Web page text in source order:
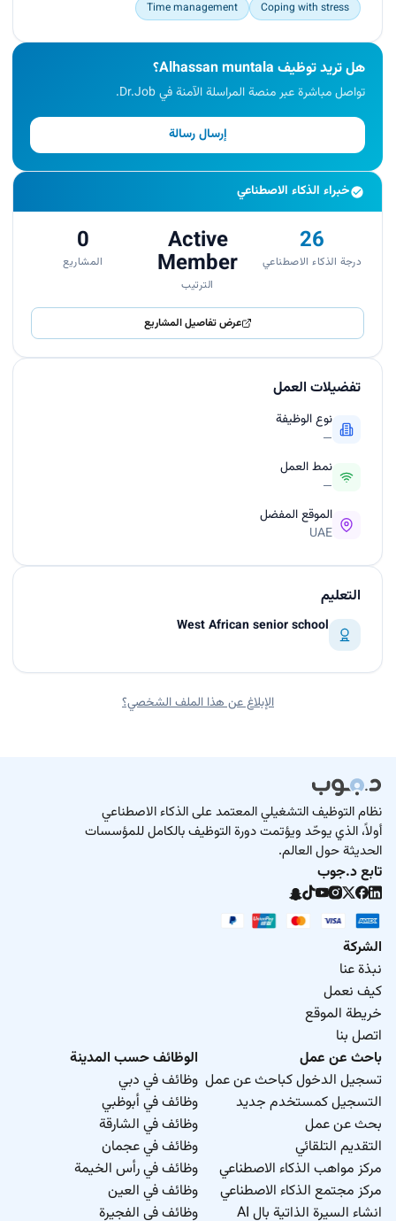
Coping with stress
Time management
هل تريد توظيف Alhassan muntala؟
تواصل مباشرة عبر منصة المراسلة الآمنة في Dr.Job.
إرسال رسالة
خبراء الذكاء الاصطناعي
26
درجة الذكاء الاصطناعي
Active
Member
الترتيب
0
المشاريع
عرض تفاصيل المشاريع
تفضيلات العمل
نوع الوظيفة
—
نمط العمل
—
الموقع المفضل
UAE
التعليم
West African senior school
الإبلاغ عن هذا الملف الشخصي؟
نظام التوظيف التشغيلي المعتمد على الذكاء الاصطناعي
أولاً، الذي يوحّد ويؤتمت دورة التوظيف بالكامل للمؤسسات
الحديثة حول العالم.
تابع د.جوب
الشركة
نبذة عنا
كيف نعمل
خريطة الموقع
اتصل بنا
باحث عن عمل
تسجيل الدخول كباحث عن عمل
التسجيل كمستخدم جديد
بحث عن عمل
التقديم التلقائي
مركز مواهب الذكاء الاصطناعي
مركز مجتمع الذكاء الاصطناعي
انشاء السيرة الذاتية بال AI
الوظائف حسب المدينة
وظائف في دبي
وظائف في أبوظبي
وظائف في الشارقة
وظائف في عجمان
وظائف في رأس الخيمة
وظائف في العين
وظائف في الفجيرة